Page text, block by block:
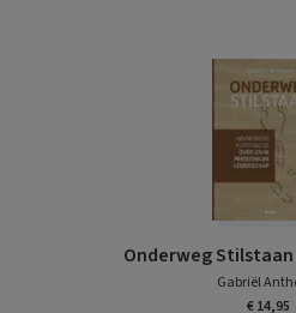
Onderweg
Gabriël
€ 14,95